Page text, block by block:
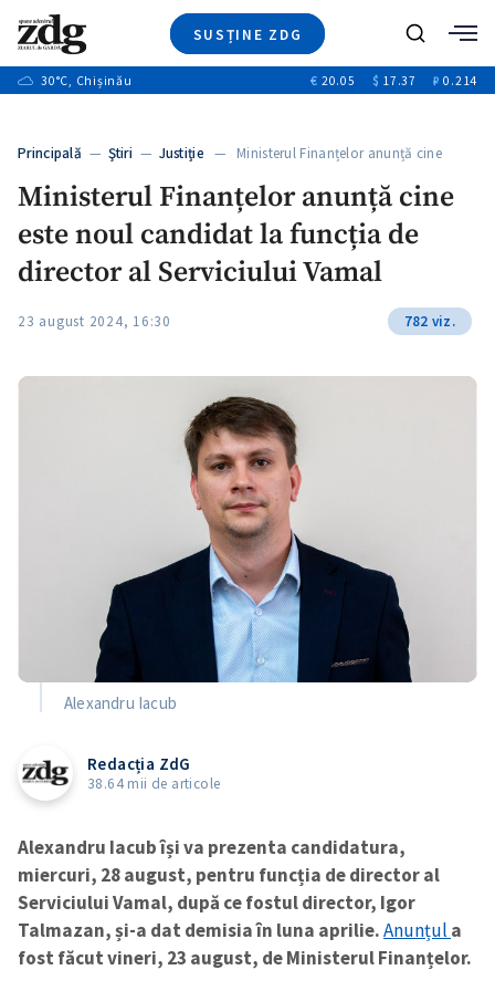
SUSȚINE ZDG
Ştiri
+9
Video
Special
+1
Blog
Caută
30°C, Chișinău € 20.05 $ 17.37 ₽ 0.214
Principală — Ştiri — Justiție— Ministerul Finanțelor anunță cine
Ministerul Finanțelor anunță cine
este noul candidat la funcția de
director al Serviciului Vamal
23 august 2024, 16:30 782 viz.
Alexandru Iacub
Redacția ZdG
38.64 mii de articole
Alexandru Iacub își va prezenta candidatura,
miercuri, 28 august, pentru funcția de director al
Serviciului Vamal, după ce fostul director, Igor
Talmazan, și-a dat demisia în luna aprilie.Anunțul a
fost făcut vineri, 23 august, de Ministerul Finanțelor.